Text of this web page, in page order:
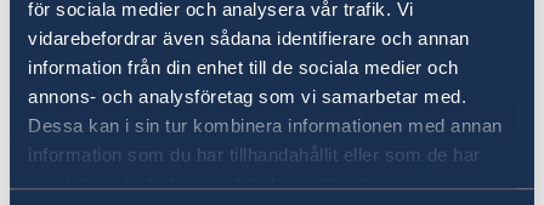
för sociala medier och analysera vår trafik. Vi
vidarebefordrar även sådana identifierare och annan
information från din enhet till de sociala medier och
annons- och analysföretag som vi samarbetar med.
Dessa kan i sin tur kombinera informationen med annan
information som du har tillhandahållit eller som de har
samlat in när du har använt deras tjänster.
Om handlingar behöver översättas
rekommenderas en translator auktoriserad av
Kammarkollegiet. Det är inte alla dokument
som behöver översättas till kinesiska –
kontrollera detta med din visumagent eller
direkt med kinesiska myndigheter.